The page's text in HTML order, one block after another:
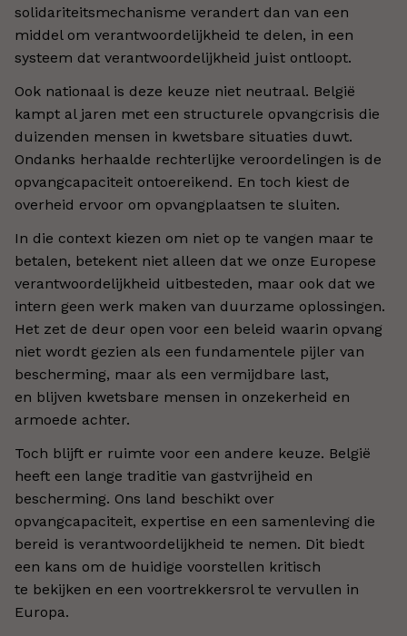
solidariteitsmechanisme verandert dan van een
middel om verantwoordelijkheid te delen, in een
systeem dat verantwoordelijkheid juist ontloopt.
Ook nationaal is deze keuze niet neutraal. België
kampt al jaren met een structurele opvangcrisis die
duizenden mensen in kwetsbare situaties duwt.
Ondanks herhaalde rechterlijke veroordelingen is de
opvangcapaciteit ontoereikend. En toch kiest de
overheid ervoor om opvangplaatsen te sluiten.
In die context kiezen om niet op te vangen maar te
betalen, betekent niet alleen dat we onze Europese
verantwoordelijkheid uitbesteden, maar ook dat we
intern geen werk maken van duurzame oplossingen.
Het zet de deur open voor een beleid waarin opvang
niet wordt gezien als een fundamentele pijler van
bescherming, maar als een vermijdbare last,
en blijven kwetsbare mensen in onzekerheid en
armoede achter.
Toch blijft er ruimte voor een andere keuze. België
heeft een lange traditie van gastvrijheid en
bescherming. Ons land beschikt over
opvangcapaciteit, expertise en een samenleving die
bereid is verantwoordelijkheid te nemen. Dit biedt
een kans om de huidige voorstellen kritisch
te bekijken en een voortrekkersrol te vervullen in
Europa.